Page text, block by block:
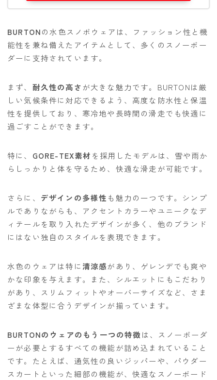
BURTONの水色スノボウェアは、ファッション性と機
能性を兼ね備えたアイテムとして、多くのスノーボー
ダーに支持されています。
まず、 耐久性の高さ が大きな魅力です。BURTONは厳
しい気候条件に対応できるよう、高度な防水性と保温
性を提供しており、寒冷地や長時間の滑走でも快適に
過ごすことができます。
特に、 GORE-TEX素材 を採用したモデルは、雪や雨か
らしっかりと体を守るため、快適な滑走が可能です。
さらに、 デザインの多様性も魅力の一つです。シンプ
ルでありながらも、アクセントカラーやユニークなデ
ィテールを取り入れたデザインが多く、他のブランド
にはない独自のスタイルを表現できます。
水色のウェアは特に 清涼感があり、ゲレンデでも爽や
かな印象を与えます。また、シルエットにもこだわり
があり、スリムフィットやオーバーサイズなど、さま
ざまな体型に合うデザインが揃っています。
BURTONのウェアのもう一つの特徴 は、スノーボーダ
ーが必要とするすべての機能が詰め込まれていること
です。たとえば、通気性の良いジッパーや、パウダー
スカートといった細部の機能が、快適なスノーボード